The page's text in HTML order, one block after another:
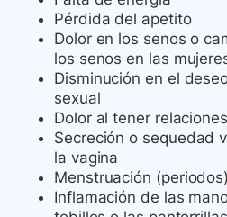
Pérdida del apetito
Dolor en los senos o
los senos en las
Disminución en el
sexual
Dolor al tener
Secreción o sequedad
la vagina
Menstruación (periodos)
Inflamación de las